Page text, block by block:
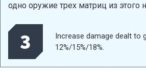
одно оружие трех матриц из этого
3
Increase damage dealt to
12%/15%/18%.